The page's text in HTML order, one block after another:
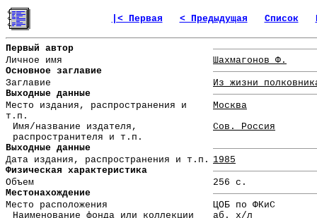
|< Первая < Предыдущая Список
Первый автор
Личное имя
Шахмагонов Ф.
Основное заглавие
Заглавие
Из жизни
Выходные данные
Место издания, распространения и
т.п.
Москва
Имя/название издателя,
распространителя и т.п.
Сов. Россия
Выходные данные
Дата издания, распространения и т.п. 1985
Физическая характеристика
Объем
256 с.
Местонахождение
Место расположения
ЦОБ по ФКиС
Наименование фонда или коллекции
аб. х/л